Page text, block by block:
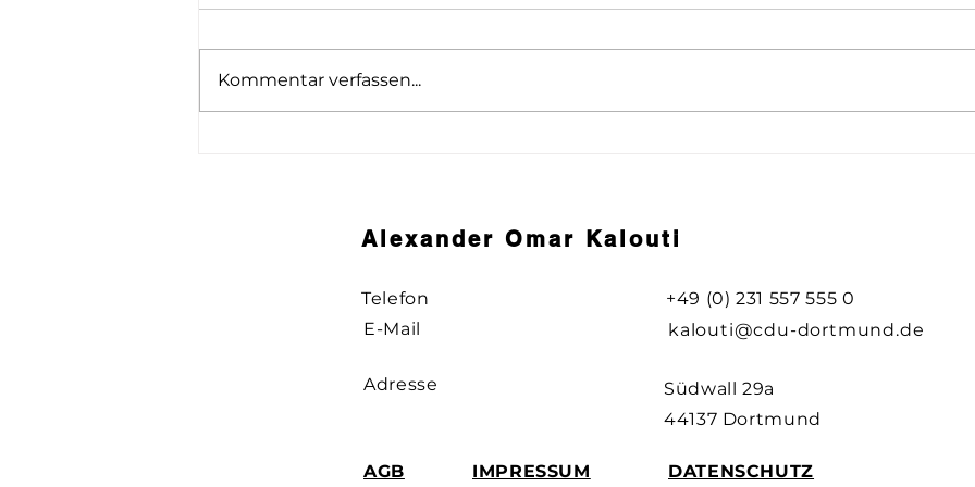
Podiumsdiskussion
Kommentar verfassen...
Alexander Omar Kalouti
Telefon
+49 (0) 231 557 555 0
E-Mail
kalouti@cdu-dortmund.de
Adresse
Südwall 29a
44137 Dortmund
AGB IMPRESSUM DATENSCHUTZ